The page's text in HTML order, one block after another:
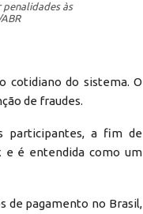
às
cotidiano do sistema. O
de fraudes.
participantes, a fim de
e é entendida como um
de pagamento no Brasil,